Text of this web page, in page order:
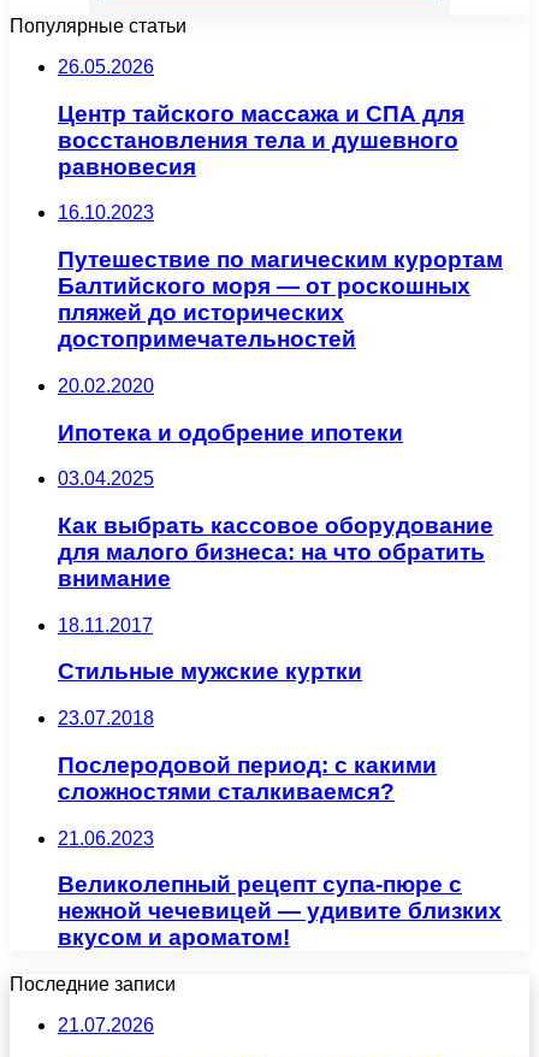
Популярные статьи
26.05.2026
Центр тайского массажа и СПА для
восстановления тела и душевного
равновесия
16.10.2023
Путешествие по магическим курортам
Балтийского моря — от роскошных
пляжей до исторических
достопримечательностей
20.02.2020
Ипотека и одобрение ипотеки
03.04.2025
Как выбрать кассовое оборудование
для малого бизнеса: на что обратить
внимание
18.11.2017
Стильные мужские куртки
23.07.2018
Послеродовой период: с какими
сложностями сталкиваемся?
21.06.2023
Великолепный рецепт супа-пюре с
нежной чечевицей — удивите близких
вкусом и ароматом!
Последние записи
21.07.2026